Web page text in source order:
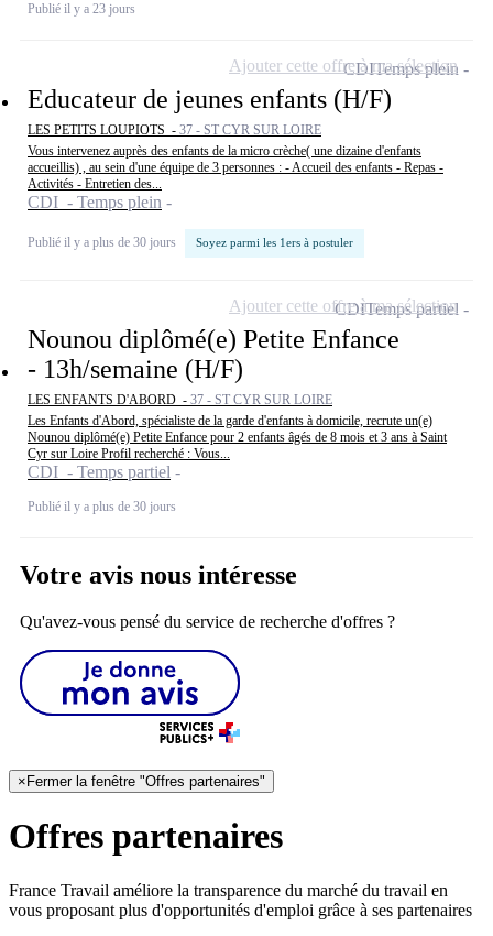
Publié il y a 23 jours
Educateur de jeunes enfants (H/F)
LES PETITS LOUPIOTS - 37 - ST CYR SUR LOIRE
Vous intervenez auprès des enfants de la micro crèche( une dizaine d'enfants
accueillis) , au sein d'une équipe de 3 personnes : - Accueil des enfants - Repas -
Activités - Entretien des...
CDI - Temps plein
Publié il y a plus de 30 jours Soyez parmi les 1ers à postuler
CDITemps plein
Ajouter cette offre à ma sélection
Nounou diplômé(e) Petite Enfance
- 13h/semaine (H/F)
LES ENFANTS D'ABORD - 37 - ST CYR SUR LOIRE
Les Enfants d'Abord, spécialiste de la garde d'enfants à domicile, recrute un(e)
Nounou diplômé(e) Petite Enfance pour 2 enfants âgés de 8 mois et 3 ans à Saint
Cyr sur Loire Profil recherché : Vous...
CDI - Temps partiel
Publié il y a plus de 30 jours
CDITemps partiel
Ajouter cette offre à ma sélection
Votre avis nous intéresse
Qu'avez-vous pensé du service de recherche d'offres ?
× Fermer la fenêtre "Offres partenaires"
Offres partenaires
France Travail améliore la transparence du marché du travail en
vous proposant plus d'opportunités d'emploi grâce à ses partenaires